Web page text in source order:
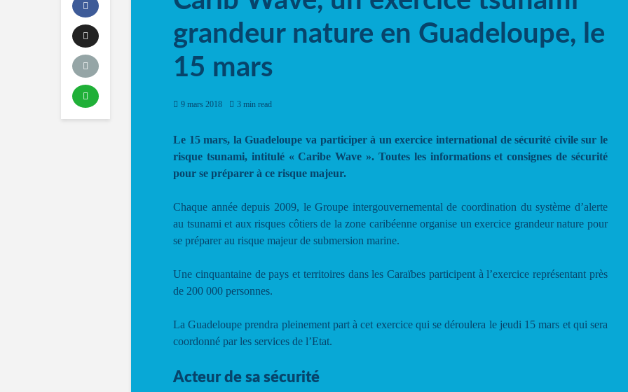
grandeur nature en Guadeloupe, le
15 mars
9 mars 2018 3 min read
Le 15 mars, la Guadeloupe va participer à un exercice international de sécurité civile sur le
risque tsunami, intitulé « Caribe Wave ». Toutes les informations et consignes de sécurité
pour se préparer à ce risque majeur.
Chaque année depuis 2009, le Groupe intergouvernemental de coordination du système d’alerte
au tsunami et aux risques côtiers de la zone caribéenne organise un exercice grandeur nature pour
se préparer au risque majeur de submersion marine.
Une cinquantaine de pays et territoires dans les Caraïbes participent à l’exercice représentant près
de 200 000 personnes.
La Guadeloupe prendra pleinement part à cet exercice qui se déroulera le jeudi 15 mars et qui sera
coordonné par les services de l’Etat.
Acteur de sa sécurité